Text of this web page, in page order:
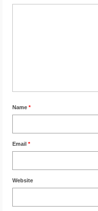
Name *
Email *
Website